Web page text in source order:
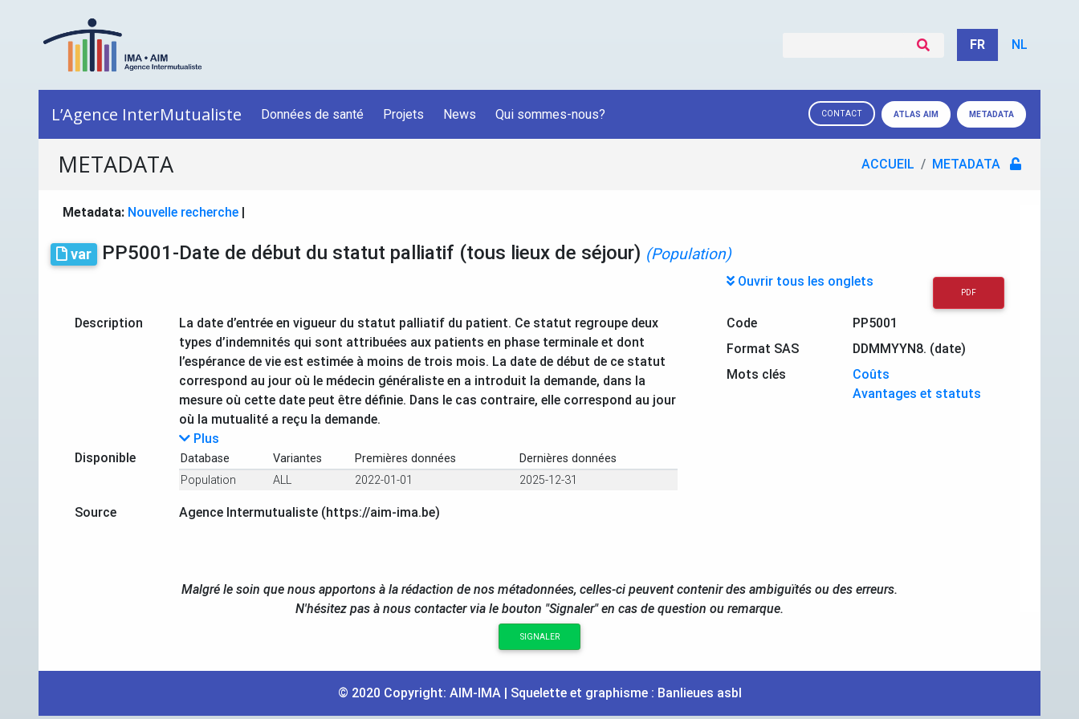
FR NL
L’Agence InterMutualiste Données de santé Projets News Qui sommes-nous? CONTACT ATLAS AIM METADATA
METADATA ACCUEIL METADATA
Metadata: Nouvelle recherche |
var PP5001-Date de début du statut palliatif (tous lieux de séjour) (Population)
Ouvrir tous les onglets
PDF
Description
La date d’entrée en vigueur du statut palliatif du patient. Ce statut regroupe deux
types d’indemnités qui sont attribuées aux patients en phase terminale et dont
l’espérance de vie est estimée à moins de trois mois. La date de début de ce statut
correspond au jour où le médecin généraliste en a introduit la demande, dans la
mesure où cette date peut être définie. Dans le cas contraire, elle correspond au jour
où la mutualité a reçu la demande.
Plus
Disponible
Database Variantes Premières données
Dernières données
Population
ALL 2022-01-01 2025-12-31
Source Agence Intermutualiste (https://aim-ima.be)
Code
PP5001
Format SAS
DDMMYYN8. (date)
Mots clés
Coûts
Avantages et statuts
Malgré le soin que nous apportons à la rédaction de nos métadonnées, celles-ci peuvent contenir des ambiguïtés ou des erreurs.
N'hésitez pas à nous contacter via le bouton "Signaler" en cas de question ou remarque.
SIGNALER
© 2020 Copyright: AIM-IMA| Squelette et graphisme : Banlieues asbl